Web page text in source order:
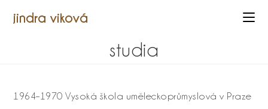
jindra viková
studia
1964–1970 Vysoká škola uměleckoprůmyslová v Praze